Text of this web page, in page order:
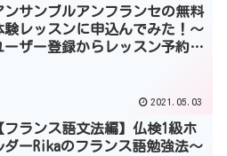
ンサンブルアンフランセの無料
験レッスンに申込んでみた！～
ーザー登録からレッスン予約ま
2021.05.03
フランス語文法編】仏検1級ホ
ダーRikaのフランス語勉強法～